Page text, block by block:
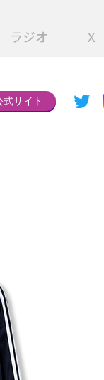
ラジオ X
式サイト